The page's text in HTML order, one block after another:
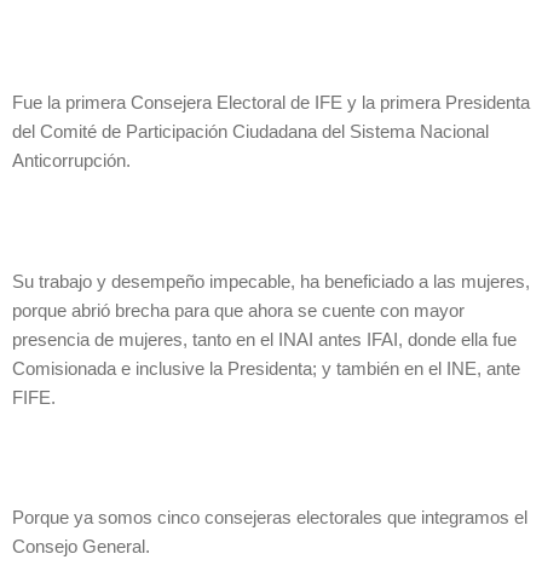
Fue la primera Consejera Electoral de IFE y la primera Presidenta
del Comité de Participación Ciudadana del Sistema Nacional
Anticorrupción.
Su trabajo y desempeño impecable, ha beneficiado a las mujeres,
porque abrió brecha para que ahora se cuente con mayor
presencia de mujeres, tanto en el INAI antes IFAI, donde ella fue
Comisionada e inclusive la Presidenta; y también en el INE, ante
FIFE.
Porque ya somos cinco consejeras electorales que integramos el
Consejo General.